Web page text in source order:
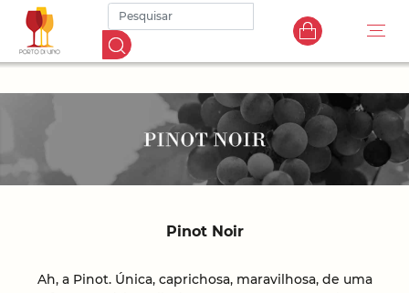
Pinot Noir
Ah, a Pinot. Única, caprichosa, maravilhosa, de uma